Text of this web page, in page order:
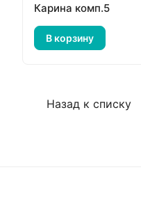
Карина комп.5
В корзину
Назад к списку